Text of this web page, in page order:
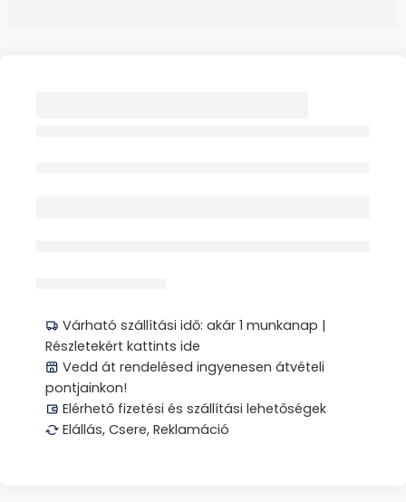
Várható szállítási idő: akár 1 munkanap |
Részletekért kattints ide
Vedd át rendelésed ingyenesen átvételi
pontjainkon!
Elérhető fizetési és szállítási lehetőségek
Elállás, Csere, Reklamáció